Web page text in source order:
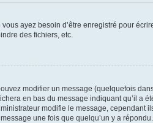
ayez besoin d’être enregistré pour
des fichiers, etc.
modifier un message (quelquefois
en bas du message indiquant qu’il a
modifie le message, cependant
une fois que quelqu’un y a répondu.